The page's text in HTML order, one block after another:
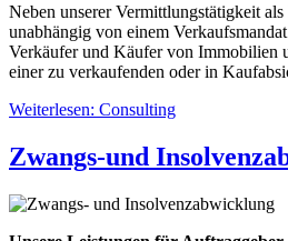
Neben unserer Vermittlungstätigkeit
unabhängig von einem
Verkäufer und Käufer von Immobilien
einer zu verkaufenden oder in
Weiterlesen: Consulting
Zwangs-und